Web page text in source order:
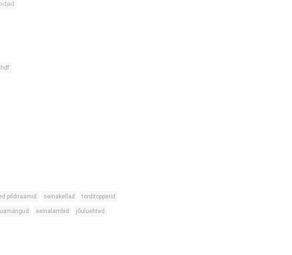
hdf
pildiraamid seinakellad torditopperid
seinalambid jõuluehted